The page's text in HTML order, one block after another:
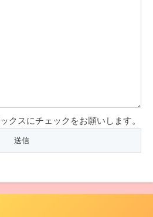
クスにチェックをお願いします。